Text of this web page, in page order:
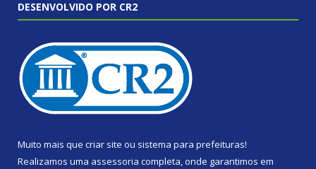
DESENVOLVIDO POR CR2
Muito mais que criar site ou sistema para prefeituras!
Realizamos uma assessoria completa, onde garantimos em